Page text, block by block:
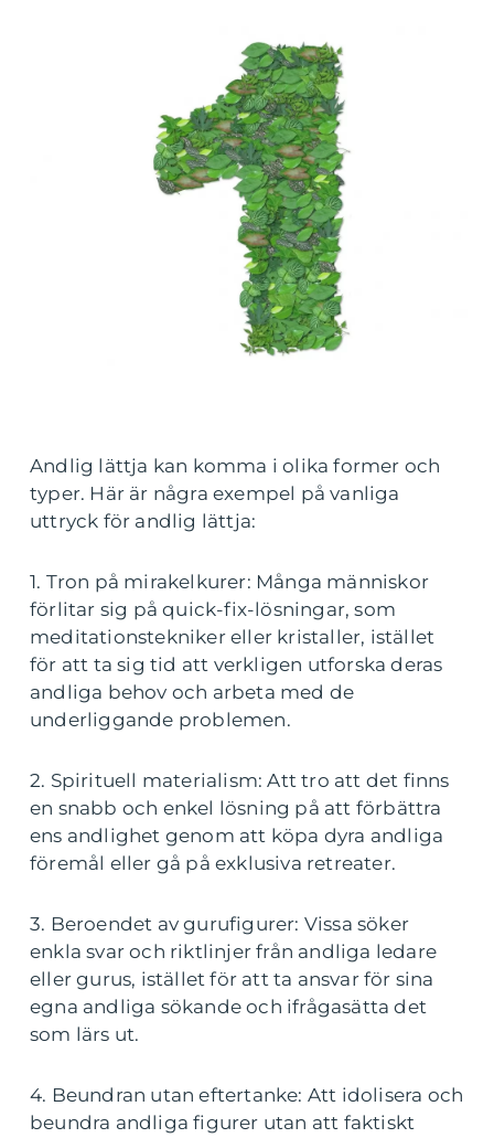
Andlig lättja kan komma i olika former och
typer. Här är några exempel på vanliga
uttryck för andlig lättja:
1. Tron på mirakelkurer: Många människor
förlitar sig på quick-fix-lösningar, som
meditationstekniker eller kristaller, istället
för att ta sig tid att verkligen utforska deras
andliga behov och arbeta med de
underliggande problemen.
2. Spirituell materialism: Att tro att det finns
en snabb och enkel lösning på att förbättra
ens andlighet genom att köpa dyra andliga
föremål eller gå på exklusiva retreater.
3. Beroendet av gurufigurer: Vissa söker
enkla svar och riktlinjer från andliga ledare
eller gurus, istället för att ta ansvar för sina
egna andliga sökande och ifrågasätta det
som lärs ut.
4. Beundran utan eftertanke: Att idolisera och
beundra andliga figurer utan att faktiskt